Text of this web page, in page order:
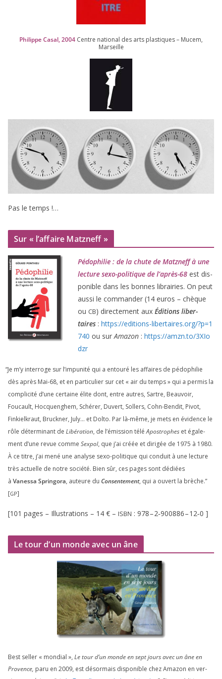
Philippe Casal,2004 Centre natio­nal des arts plas­tiques – Mucem,
Marseille
Pas le temps !…
Sur « l’affaire Matzneff »
Pédophilie : de la chute de Matzneff à une
lec­ture sexo-poli­tique de l’après-68 est dis­
po­nible dans les bonnes librai­ries. On peut
aus­si le com­man­der (14 euros – chèque
ou CB) direc­te­ment aux Éditions liber­
taires : https://​edi​tions​-liber​taires​.org/​?​p​=​1
740 ou sur Amazon : https://​amzn​.to/​3​X​I​o​
dzr
“Je m’y inter­roge sur l’impunité qui a entou­ré les affaires de pédo­phi­lie
dès après Mai-68, et en par­ti­cu­lier sur cet « air du temps » qui a per­mis la
com­pli­ci­té d’une cer­taine élite dont, entre autres, Sartre, Beauvoir,
Foucault, Hocquenghem, Schérer, Duvert, Sollers, Cohn-Bendit, Pivot,
Finkielkraut, Bruckner, July… et Dolto. Par là-même, je mets en évi­dence le
rôle déter­mi­nant de Libération, de l’émission téléApostrophes et éga­le­
ment d’une revue comme Sexpol, que j’ai créée et diri­gée de 1975 à 1980.
À ce titre, j’ai mené une ana­lyse sexo-poli­tique qui conduit à une lec­ture
très actuelle de notre socié­té. Bien sûr, ces pages sont dédiées
à Vanessa Springora, auteure du Consentement, qui a ouvert la brèche.”
[GP]
[101 pages – Illustrations – 14 € – ISBN : 978–2‑900886–12‑0 ]
Le tour d’un monde avec un âne
Best sel­ler « mon­dial », Le tour d’un monde en sept jours avec un âne en
Provence, paru en 2009, est désor­mais dis­po­nible chez Amazon en ver­